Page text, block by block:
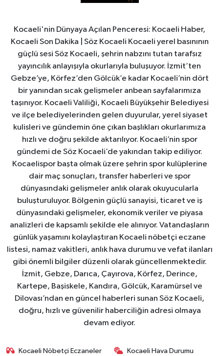
Kocaeli'nin Dünyaya Açılan Penceresi: Kocaeli Haber,
Kocaeli Son Dakika | Söz Kocaeli Kocaeli yerel basınının
güçlü sesi Söz Kocaeli, şehrin nabzını tutan tarafsız
yayıncılık anlayışıyla okurlarıyla buluşuyor. İzmit’ten
Gebze’ye, Körfez’den Gölcük’e kadar Kocaeli’nin dört
bir yanından sıcak gelişmeler anbean sayfalarımıza
taşınıyor. Kocaeli Valiliği, Kocaeli Büyükşehir Belediyesi
ve ilçe belediyelerinden gelen duyurular, yerel siyaset
kulisleri ve gündemin öne çıkan başlıkları okurlarımıza
hızlı ve doğru şekilde aktarılıyor. Kocaeli’nin spor
gündemi de Söz Kocaeli’de yakından takip ediliyor.
Kocaelispor başta olmak üzere şehrin spor kulüplerine
dair maç sonuçları, transfer haberleri ve spor
dünyasındaki gelişmeler anlık olarak okuyucularla
buluşturuluyor. Bölgenin güçlü sanayisi, ticaret ve iş
dünyasındaki gelişmeler, ekonomik veriler ve piyasa
analizleri de kapsamlı şekilde ele alınıyor. Vatandaşların
günlük yaşamını kolaylaştıran Kocaeli nöbetçi eczane
listesi, namaz vakitleri, anlık hava durumu ve vefat ilanları
gibi önemli bilgiler düzenli olarak güncellenmektedir.
İzmit, Gebze, Darıca, Çayırova, Körfez, Derince,
Kartepe, Başiskele, Kandıra, Gölcük, Karamürsel ve
Dilovası’ndan en güncel haberleri sunan Söz Kocaeli,
doğru, hızlı ve güvenilir haberciliğin adresi olmaya
devam ediyor.
Kocaeli Nöbetçi Eczaneler Kocaeli Hava Durumu